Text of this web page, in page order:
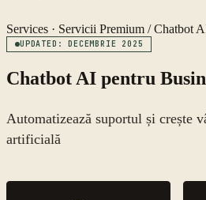
Services · Servicii Premium /Chatbot
UPDATED: DECEMBRIE 2025
Chatbot AI pentru
Automatizează suportul și crește
artificială